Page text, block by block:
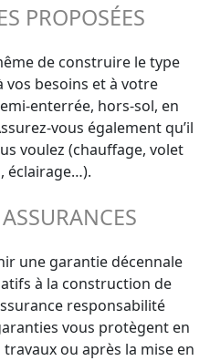
PROPOSÉES
de construire le type
besoins et à votre
enterrée, hors-sol, en
vous également qu’il
voulez (chauffage, volet
éclairage…).
une garantie décennale
à la construction de
responsabilité
vous protègent en
ou après la mise en